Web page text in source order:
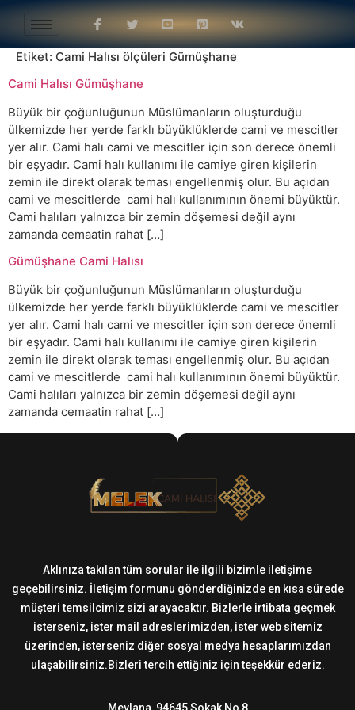
Etiket: Cami Halısı ölçüleri Gümüşhane
Cami Halısı Gümüşhane
Büyük bir çoğunluğunun Müslümanların oluşturduğu
ülkemizde her yerde farklı büyüklüklerde cami ve mescitler
yer alır. Cami halı cami ve mescitler için son derece önemli
bir eşyadır. Cami halı kullanımı ile camiye giren kişilerin
zemin ile direkt olarak teması engellenmiş olur. Bu açıdan
cami ve mescitlerde cami halı kullanımının önemi büyüktür.
Cami halıları yalnızca bir zemin döşemesi değil aynı
zamanda cemaatin rahat […]
Gümüşhane Cami Halısı
Büyük bir çoğunluğunun Müslümanların oluşturduğu
ülkemizde her yerde farklı büyüklüklerde cami ve mescitler
yer alır. Cami halı cami ve mescitler için son derece önemli
bir eşyadır. Cami halı kullanımı ile camiye giren kişilerin
zemin ile direkt olarak teması engellenmiş olur. Bu açıdan
cami ve mescitlerde cami halı kullanımının önemi büyüktür.
Cami halıları yalnızca bir zemin döşemesi değil aynı
zamanda cemaatin rahat […]
Aklınıza takılan tüm sorular ile ilgili bizimle iletişime
geçebilirsiniz. İletişim formunu gönderdiğinizde en kısa sürede
müşteri temsilcimiz sizi arayacaktır. Bizlerle irtibata geçmek
isterseniz, ister mail adreslerimizden, ister web sitemiz
üzerinden, isterseniz diğer sosyal medya hesaplarımızdan
ulaşabilirsiniz.Bizleri tercih ettiğiniz için teşekkür ederiz.